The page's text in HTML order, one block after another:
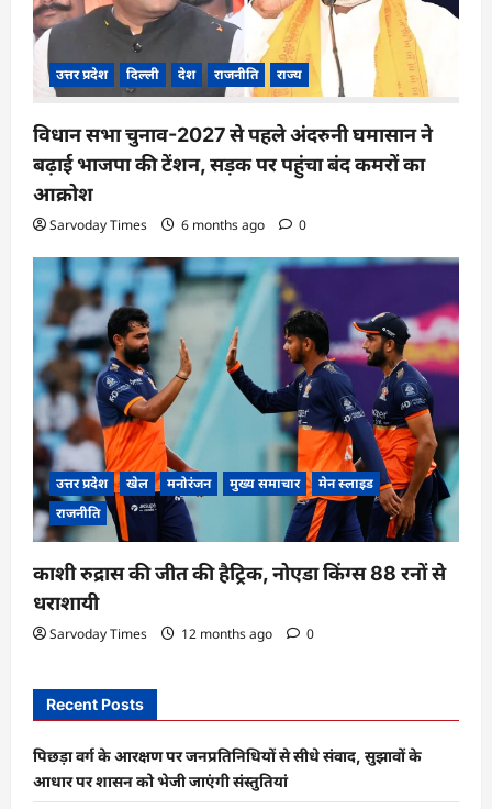
उत्तर प्रदेश दिल्ली देश राजनीति राज्य
विधान सभा चुनाव-2027 से पहले अंदरुनी घमासान ने
बढ़ाई भाजपा की टेंशन, सड़क पर पहुंचा बंद कमरों का
आक्रोश
Sarvoday Times 6 months ago 0
उत्तर प्रदेश खेल मनोरंजन मुख्य समाचार
मेन स्लाइड
राजनीति
काशी रुद्रास की जीत की हैट्रिक, नोएडा किंग्स 88 रनों से
धराशायी
Sarvoday Times 12 months ago 0
Recent Posts
पिछड़ा वर्ग के आरक्षण पर जनप्रतिनिधियों से सीधे संवाद, सुझावों के
आधार पर शासन को भेजी जाएंगी संस्तुतियां